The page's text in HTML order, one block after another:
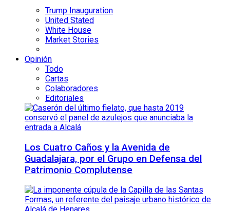
Trump Inauguration
United Stated
White House
Market Stories
Opinión
Todo
Cartas
Colaboradores
Editoriales
Los Cuatro Caños y la Avenida de
Guadalajara, por el Grupo en Defensa del
Patrimonio Complutense